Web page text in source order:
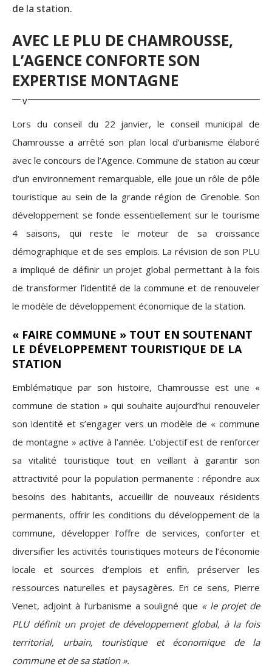
de la station.
AVEC LE PLU DE CHAMROUSSE,
L’AGENCE CONFORTE SON
EXPERTISE MONTAGNE
Lors du conseil du 22 janvier, le conseil municipal de
Chamrousse a arrêté son plan local d’urbanisme élaboré
avec le concours de l’Agence. Commune de station au cœur
d’un environnement remarquable, elle joue un rôle de pôle
touristique au sein de la grande région de Grenoble. Son
développement se fonde essentiellement sur le tourisme
4 saisons, qui reste le moteur de sa croissance
démographique et de ses emplois. La révision de son PLU
a impliqué de définir un projet global permettant à la fois
de transformer l’identité de la commune et de renouveler
le modèle de développement économique de la station.
« FAIRE COMMUNE » TOUT EN SOUTENANT
LE DÉVELOPPEMENT TOURISTIQUE DE LA
STATION
Emblématique par son histoire, Chamrousse est une «
commune de station » qui souhaite aujourd’hui renouveler
son identité et s’engager vers un modèle de « commune
de montagne » active à l’année. L’objectif est de renforcer
sa vitalité touristique tout en veillant à garantir son
attractivité pour la population permanente : répondre aux
besoins des habitants, accueillir de nouveaux résidents
permanents, offrir les conditions du développement de la
commune, développer l’offre de services, conforter et
diversifier les activités touristiques moteurs de l’économie
locale et sources d’emplois et enfin, préserver les
ressources naturelles et paysagères. En ce sens, Pierre
Venet, adjoint à l’urbanisme a souligné que « le projet de
PLU définit un projet de développement global, à la fois
territorial, urbain, touristique et économique de la
commune et de sa station ».